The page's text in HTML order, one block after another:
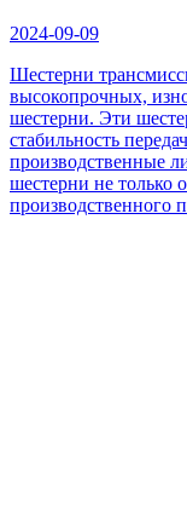
2024-09-09
Шестерни
высокопрочных,
шестерни. Эти
стабильность
производственные
шестерни не только
производственного